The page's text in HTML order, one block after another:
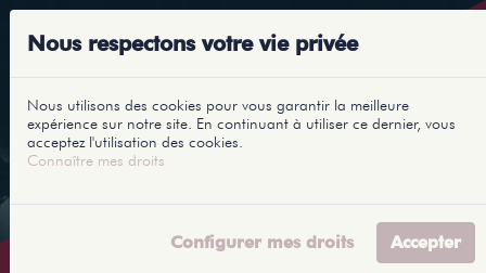
Nous respectons votre vie privée
Nous utilisons des cookies pour vous garantir la meilleure
expérience sur notre site. En continuant à utiliser ce dernier, vous
acceptez l'utilisation des cookies.
Connaître mes droits
Configurer mes droits Accepter